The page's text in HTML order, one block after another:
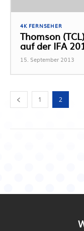
4K FERNSEHER
Thomson
auf der IFA
15. September 2013
1 2